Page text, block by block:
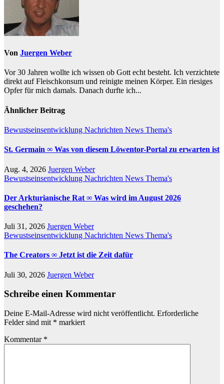
Von Juergen Weber
Vor 30 Jahren wollte ich wissen ob Gott echt besteht. Ich verzichtete
direkt auf Fleischkonsum und reinigte meinen Körper. Ein riesiges
Opfer für mich damals. Danach durfte ich...
Ähnlicher Beitrag
Bewustseinsentwicklung Nachrichten News Thema's
St. Germain ∞ Was von diesem Löwentor-Portal zu erwarten ist
Aug. 4, 2026 Juergen Weber
Bewustseinsentwicklung Nachrichten News Thema's
Der Arkturianische Rat ∞ Was wird im August 2026
geschehen?
Juli 31, 2026 Juergen Weber
Bewustseinsentwicklung Nachrichten News Thema's
The Creators ∞ Jetzt ist die Zeit dafür
Juli 30, 2026 Juergen Weber
Schreibe einen Kommentar
Deine E-Mail-Adresse wird nicht veröffentlicht. Erforderliche
Felder sind mit * markiert
Kommentar *